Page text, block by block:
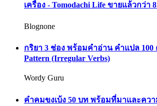
เครื่อง - Tomodachi Life ขายแล้วกว่า
Blognone
กริยา 3 ช่อง พร้อมคำอ่าน คำแปล 100
Pattern (Irregular Verbs)
Wordy Guru
คำคมขงเบ้ง 50 บท พร้อมที่มาและคว